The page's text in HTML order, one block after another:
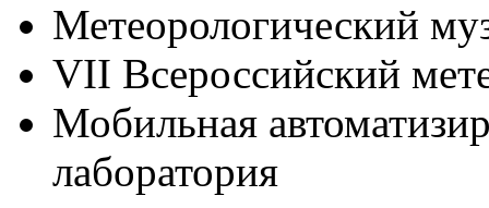
Метеорологический
VII Всероссийский
Мобильная
лаборатория